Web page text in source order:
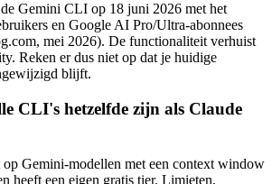
Gemini CLI op 18 juni 2026 met het
en Google AI Pro/Ultra-abonnees
mei 2026). De functionaliteit verhuist
Reken er dus niet op dat je huidige
blijft.
CLI's hetzelfde zijn als Claude
Gemini-modellen met een context window
heeft een eigen gratis tier. Limieten,